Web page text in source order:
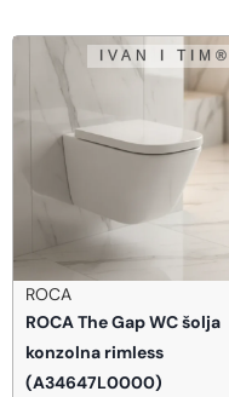
ROCA
ROCA The Gap WC šolja
konzolna rimless
(A34647L0000)